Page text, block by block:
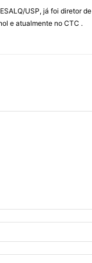
USP, já foi diretor de
e atualmente no CTC .